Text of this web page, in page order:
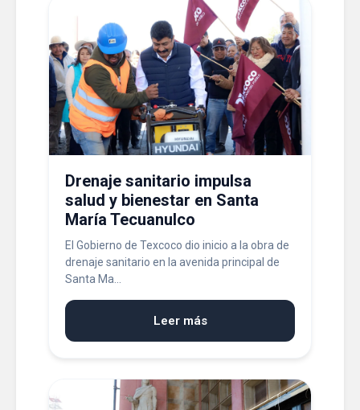
Drenaje sanitario impulsa
salud y bienestar en Santa
María Tecuanulco
El Gobierno de Texcoco dio inicio a la obra de
drenaje sanitario en la avenida principal de
Santa Ma...
Leer más